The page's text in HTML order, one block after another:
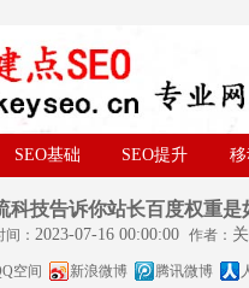
SEO基础 SEO提升
科技告诉你站长百度权重是
间： 2023-07-16 00:00:00 作者：
空间 新浪微博 腾讯微博